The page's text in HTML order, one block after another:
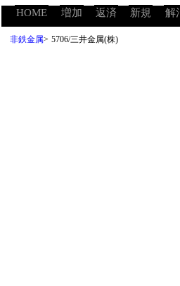
HOME 増加 返済 新規 解
非鉄金属> 5706/三井金属(株)